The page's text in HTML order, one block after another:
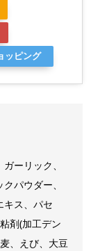
ッピング
ーリック、
パウダー、
キス、パセ
剤(加工デン
、えび、大豆